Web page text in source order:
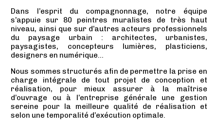
Dans l’esprit du compagnonnage, notre équipe
s’appuie sur 80 peintres muralistes de très haut
niveau, ainsi que sur d’autres acteurs professionnels
du paysage urbain : architectes, urbanistes,
paysagistes, concepteurs lumières, plasticiens,
designers en numérique…
Nous sommes structurés afin de permettre la prise en
charge intégrale de tout projet de conception et
réalisation, pour mieux assurer à la maîtrise
d’ouvrage ou à l’entreprise générale une gestion
sereine pour la meilleure qualité de réalisation et
selon une temporalité d’exécution optimale.